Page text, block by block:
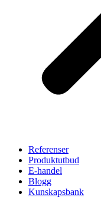
Referenser
Produktutbud
E-handel
Blogg
Kunskapsbank